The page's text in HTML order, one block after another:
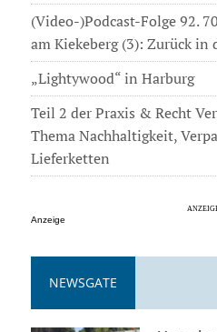
(Video-)Podcast-Folge 92.
am Kiekeberg (3): Zurück in
„Lightywood“ in Harburg
Teil 2 der Praxis & Recht
Thema Nachhaltigkeit,
Lieferketten
Anzeige
NEWSGATE